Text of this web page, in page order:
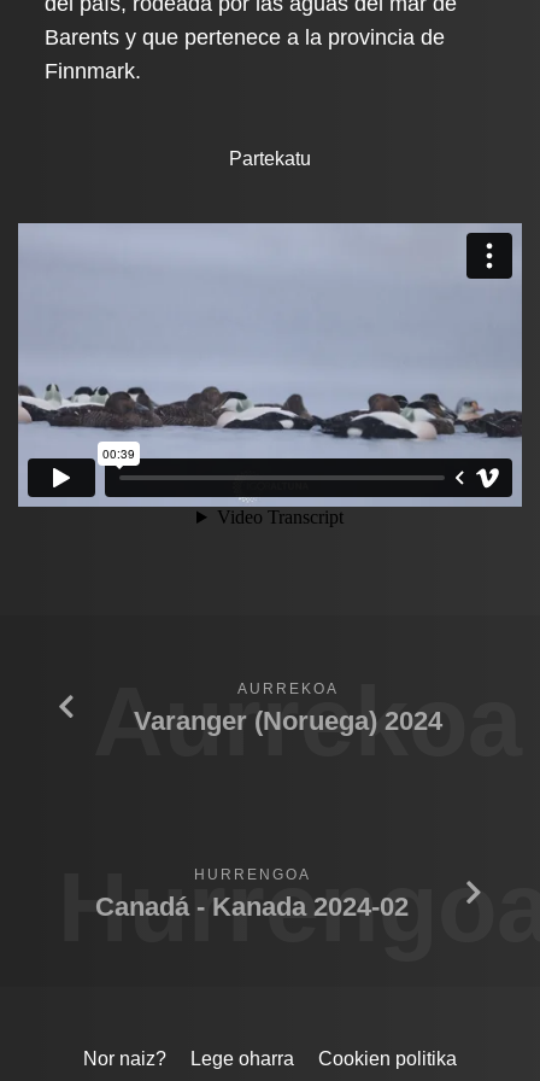
Barents y que pertenece a la provincia de
Finnmark.
Partekatu
Aurrekoa
AURREKOA
Varanger (Noruega) 2024
HURRENGOA
Canadá - Kanada 2024-02
Nor naiz? Lege oharra Cookien politika